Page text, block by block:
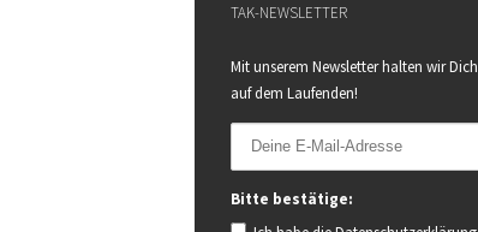
TAK-NEWSLETTER
Mit unserem Newsletter halten wir Dich
auf dem Laufenden!
Bitte bestätige: